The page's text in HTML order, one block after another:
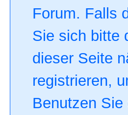
Forum. Falls
Sie sich bitte
dieser Seite
registrieren,
Benutzen Sie